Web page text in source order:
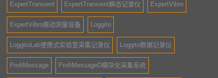
ExpertTransient ExpertTransient瞬态记录仪 ExpertVibro
ExpertVibro振动测量设备 Loggito
LoggitoLab便携式实验室采集记录仪 Loggito数据记录仪
ProfiMessage ProfiMessageD模块化采集系统